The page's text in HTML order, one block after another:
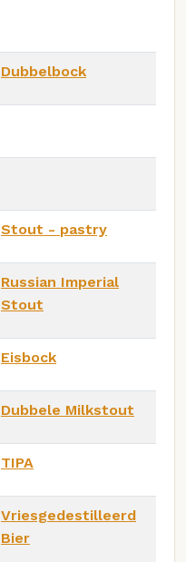
Dubbelbock
Stout - pastry
Russian Imperial
Stout
Eisbock
Dubbele Milkstout
TIPA
Vriesgedestilleerd
Bier